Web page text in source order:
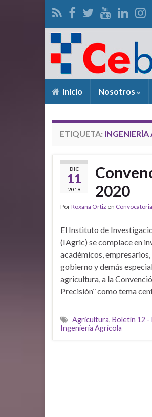
Inicio Nosotros
ETIQUETA:
DIC
11
2019
2020
PorRoxana Ortiz en
El Instituto de
(IAgric) se complace en
académicos,
gobierno y demás
agricultura, a la
Precisión¨ como tema
Agricultura, Boletín 12 -
Ingeniería Agrícola